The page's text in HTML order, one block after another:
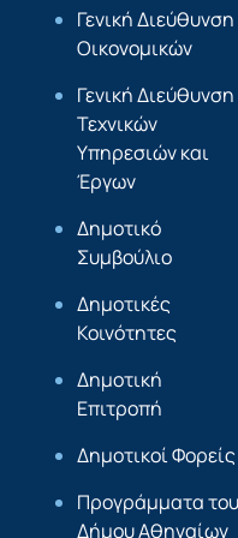
Γενική Διεύθυνση
Οικονομικών
Γενική Διεύθυνση
Τεχνικών
Υπηρεσιών και
Έργων
Δημοτικό
Συμβούλιο
Δημοτικές
Κοινότητες
Δημοτική
Επιτροπή
Δημοτικοί Φορείς
Προγράμματα του
Δήμου Αθηναίων